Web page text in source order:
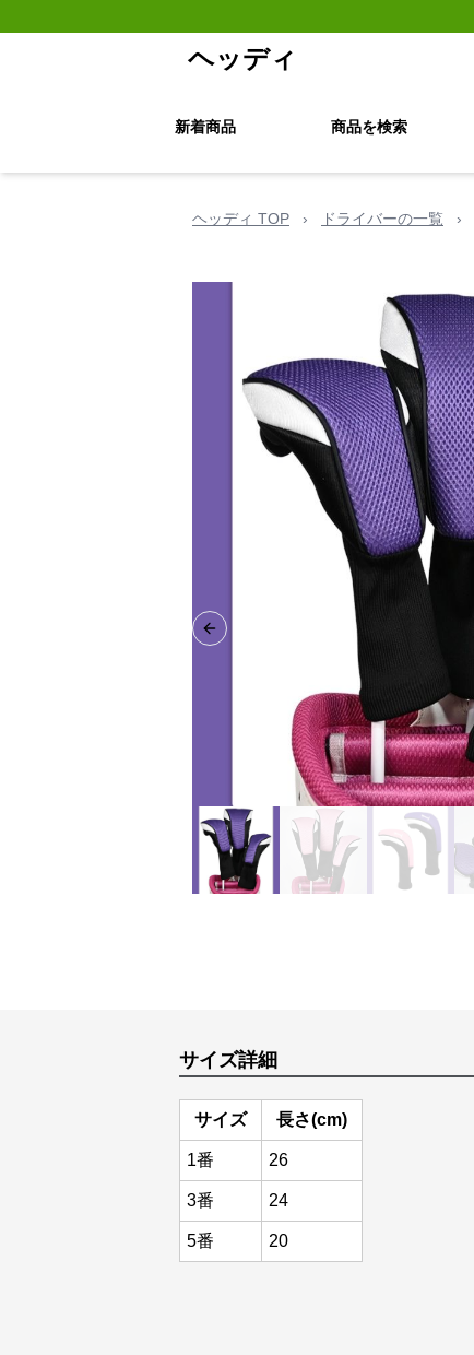
ヘッディ
新着商品 商品を検索
ヘッディ TOP › ドライバーの一覧 ›
Previous slide
サイズ詳細
サイズ 長さ(cm)
1番 26
3番 24
5番 20